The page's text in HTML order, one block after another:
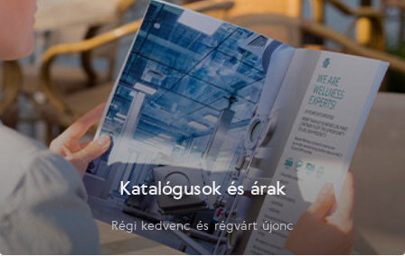
Katalógusok és árak
Régi kedvenc és régvárt újonc